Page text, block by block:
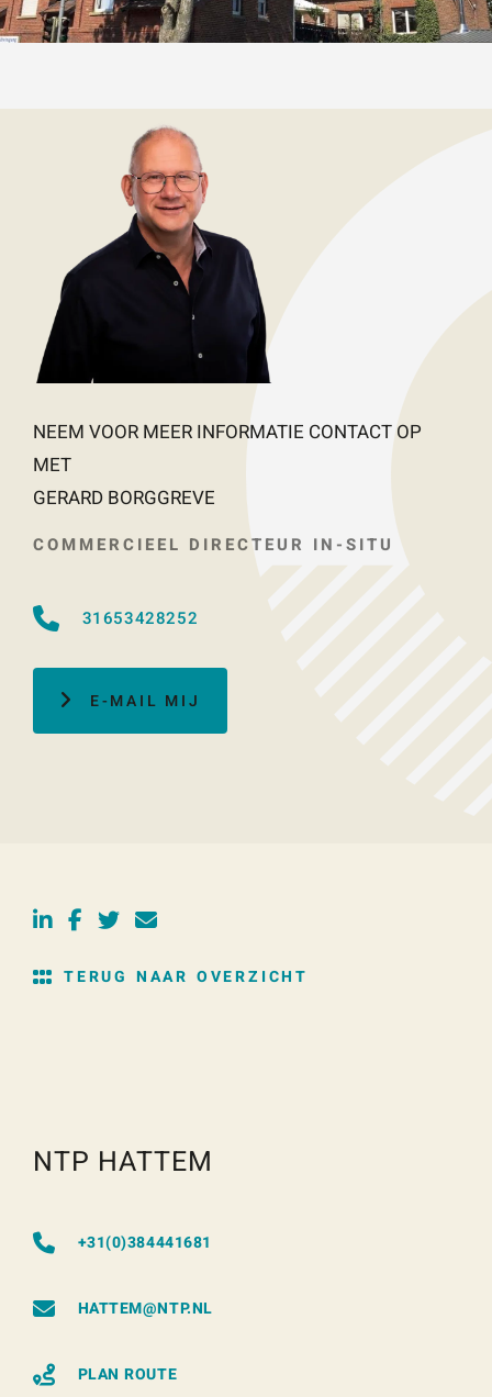
NEEM VOOR MEER INFORMATIE CONTACT OP
MET
GERARD BORGGREVE
COMMERCIEEL DIRECTEUR IN-SITU
31653428252
E-MAIL MIJ
TERUG NAAR OVERZICHT
NTP HATTEM
+31(0)384441681
HATTEM@NTP.NL
PLAN ROUTE